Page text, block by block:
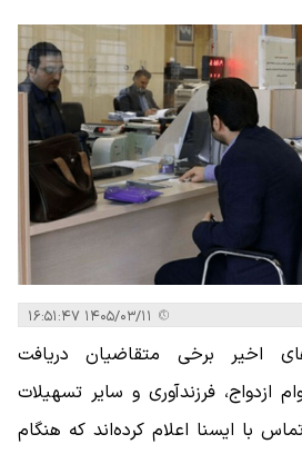
اخیر برخی متقاضیان دریافت
ازدواج، فرزندآوری و سایر تسهیلات
با ایسنا اعلام کرده‌اند که هنگام